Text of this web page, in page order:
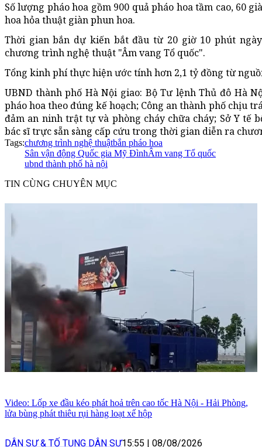
Số lượng pháo hoa gồm 900 quả pháo hoa tầm cao, 60
hoa hỏa thuật giàn phun hoa.
Thời gian bắn dự kiến bắt đầu từ 20 giờ 10 phút
chương trình nghệ thuật "Âm vang Tổ quốc".
Tổng kinh phí thực hiện ước tính hơn 2,1 tỷ đồng từ
UBND thành phố Hà Nội giao: Bộ Tư lệnh Thủ đô Hà
pháo hoa theo đúng kế hoạch; Công an thành phố chịu
đảm an ninh trật tự và phòng cháy chữa cháy; Sở Y tế
bác sĩ trực sẵn sàng cấp cứu trong thời gian diễn ra
Tags:chương trình nghệ thuậtbắn pháo hoa
Sân vận động Quốc gia Mỹ ĐìnhÂm vang Tổ quốc
ubnd thành phố hà nội
TIN CÙNG CHUYÊN MỤC
Video: Lốp xe đầu kéo phát hoả trên cao tốc Hà Nội - Hải Phòng,
lửa bùng phát thiêu rụi hàng loạt xế hộp
DÂN SỰ & TỐ TỤNG DÂN SỰ15:55 08/08/2026